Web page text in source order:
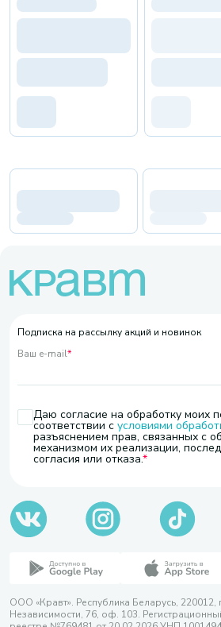
Подписка на рассылку акций и новинок
Ваш e-mail*
Даю согласие на обработку моих
соответствии с условиями
разъяснением прав, связанных с
механизмом их реализации,
согласия или отказа.
ООО «Кравт». Республика Беларусь, 220012,
Независимости, 76, оф. 103.